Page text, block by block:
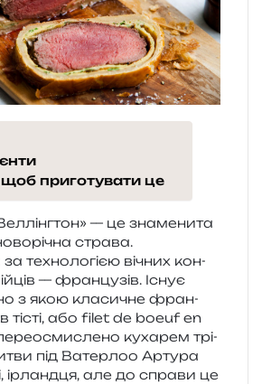
приготувати це
— це зна­ме­ни­та
стра­ва.
техно­ло­гі­єю вічних кон­
— фран­цу­зів. Існує
з якою кла­си­чне фран­
тісті, або filet de boeuf en
куха­рем трі­
під Ватерлоо Артура
ірланд­ця, але до спра­ви це